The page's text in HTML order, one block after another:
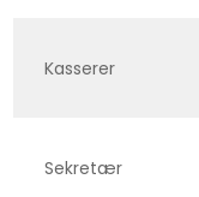
Kasserer
Sekretær